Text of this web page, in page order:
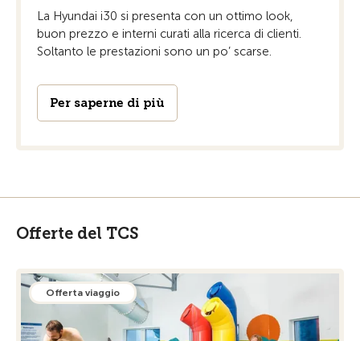
La Hyundai i30 si presenta con un ottimo look,
buon prezzo e interni curati alla ricerca di clienti.
Soltanto le prestazioni sono un po’ scarse.
Per saperne di più
Offerte del TCS
Offerta viaggio